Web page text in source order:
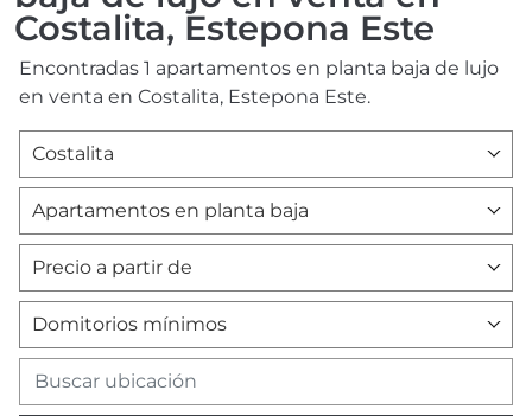
Costalita, Estepona Este
Encontradas 1 apartamentos en planta baja de lujo
en venta en Costalita, Estepona Este.
Costalita
Apartamentos en planta baja
Precio a partir de
Domitorios mínimos